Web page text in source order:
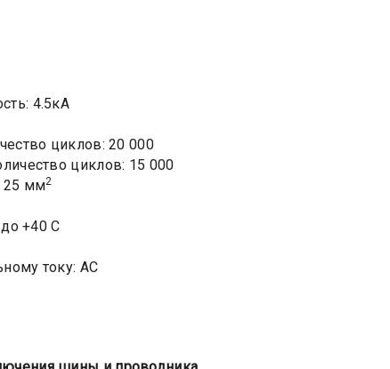
4.5кА
циклов: 20 000
циклов: 15 000
25 мм2
+40 С
току: АС